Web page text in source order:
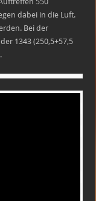
dabei in die Luft.
Bei der
1343 (250,5+57,5